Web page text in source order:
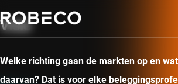
Visie
Welke richting gaan de markten op en
daarvan? Dat is voor elke